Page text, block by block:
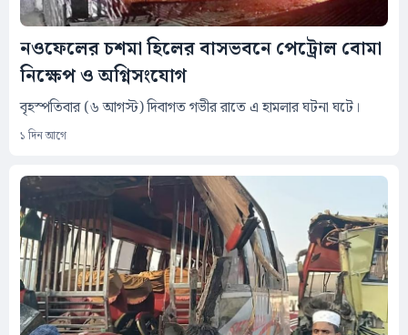
নওফেলের চশমা হিলের বাসভবনে পেট্রোল বোমা
নিক্ষেপ ও অগ্নিসংযোগ
বৃহস্পতিবার (৬ আগস্ট) দিবাগত গভীর রাতে এ হামলার ঘটনা ঘটে।
১ দিন আগে